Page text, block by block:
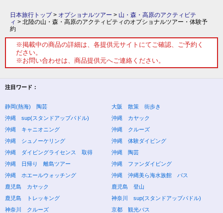
日本旅行トップ> オプショナルツアー > 山・森・高原のアクティビテ
ィ > 北陸の山・森・高原のアクティビティのオプショナルツアー・体験予
約
※掲載中の商品の詳細は、各提供元サイトにてご確認、ご予約く
ださい。
※お問い合わせは、商品提供元へご連絡ください。
注目ワード：
静岡(熱海) 陶芸
大阪 散策 街歩き
沖縄 sup(スタンドアップパドル)
沖縄 カヤック
沖縄 キャニオニング
沖縄 クルーズ
沖縄 シュノーケリング
沖縄 体験ダイビング
沖縄 ダイビングライセンス 取得
沖縄 陶芸
沖縄 日帰り 離島ツアー
沖縄 ファンダイビング
沖縄 ホエールウォッチング
沖縄 沖縄美ら海水族館 バス
鹿児島 カヤック
鹿児島 登山
鹿児島 トレッキング
神奈川 sup(スタンドアップパドル)
神奈川 クルーズ
京都 観光バス